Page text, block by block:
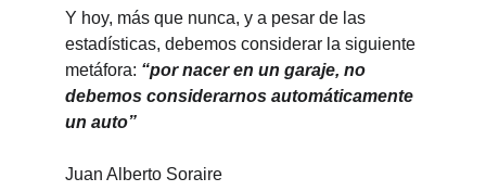
Y hoy, más que nunca, y a pesar de las
estadísticas, debemos considerar la siguiente
metáfora: “por nacer en un garaje, no
debemos considerarnos automáticamente
un auto”
Juan Alberto Soraire